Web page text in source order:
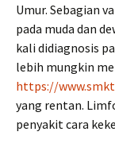
Umur. Sebagian
pada muda dan
kali didiagnosis
lebih mungkin
https://
yang rentan.
penyakit cara